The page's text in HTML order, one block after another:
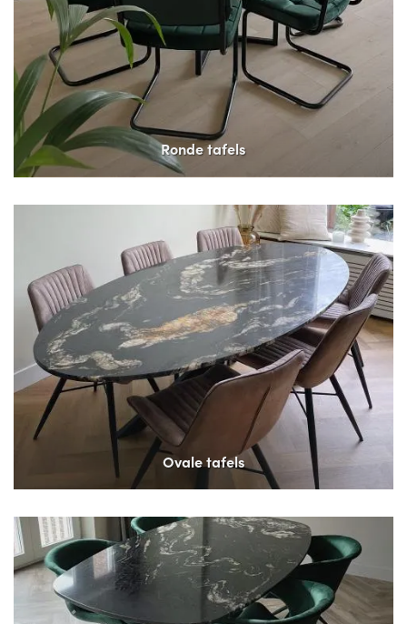
Ronde tafels
Ovale tafels